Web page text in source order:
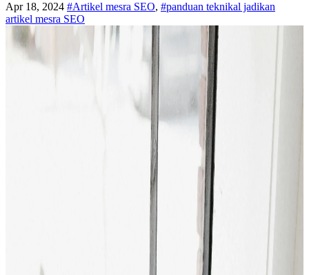
Apr 18, 2024 #Artikel mesra SEO, #panduan teknikal jadikan
artikel mesra SEO